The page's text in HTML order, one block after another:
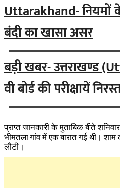
Uttarakhand-
बंदी का खासा असर
बड़ी खबर- उत्तराखण्ड
वी बोर्ड की परीक्षायें
प्राप्त जानकारी के मुताबिक बीते
भीमतला गांव में एक बारात गई थी। शाम
लौटी।